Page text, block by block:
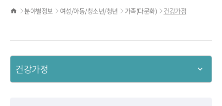
분야별정보 여성/아동/청소년/청년 가족(다문화) 건강가정
건강가정